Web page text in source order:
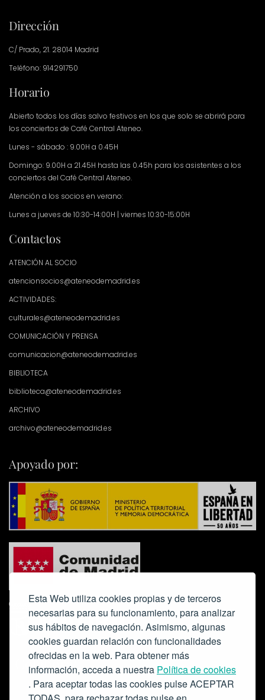
Esta Web utiliza cookies propias y de terceros
necesarias para su funcionamiento, para analizar
sus hábitos de navegación. Asimismo, algunas
cookies guardan relación con funcionalidades
ofrecidas en la web. Para obtener más
información, acceda a nuestra Política de cookies
. Para aceptar todas las cookies pulse ACEPTAR
Dirección
C/ Prado, 21. 28014 Madrid
Teléfono: 914291750
Horario
Abierto todos los días salvo festivos en los que solo se abrirá para
los conciertos de Café Central Ateneo.
Lunes - sábado : 9.00H a 0.45H
Domingo: 9.00H a 21.45H hasta las 0.45h para los asistentes a los
conciertos del Café Central Ateneo.
Atención a los socios en verano:
Lunes a jueves de 10:30-14:00H | viernes 10:30-15:00H
Contactos
ATENCIÓN AL SOCIO
atencionsocios@ateneodemadrid.es
ACTIVIDADES:
culturales@ateneodemadrid.es
COMUNICACIÓN Y PRENSA
comunicacion@ateneodemadrid.es
BIBLIOTECA
biblioteca@ateneodemadrid.es
ARCHIVO
archivo@ateneodemadrid.es
Apoyado por:
Colabora: